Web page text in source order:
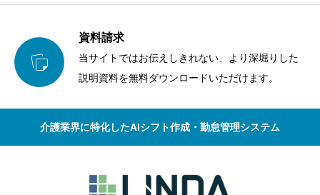

資料請求
当サイトではお伝えしきれない、より深堀りした
説明資料を無料ダウンロードいただけます。
介護業界に特化したAIシフト作成・勤怠管理システム